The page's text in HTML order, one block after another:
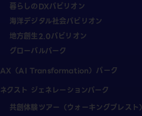
暮らしのDXパビリオン
海洋デジタル社会パビリオン
地方創生2.0パビリオン
グローバルパーク
AX（AI Transformation）パーク
ネクスト ジェネレーションパーク
共創体験ツアー（ウォーキングブレスト）